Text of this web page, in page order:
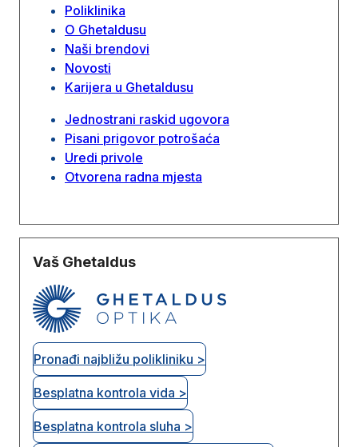
Poliklinika
O Ghetaldusu
Naši brendovi
Novosti
Karijera u Ghetaldusu
Jednostrani raskid ugovora
Pisani prigovor potrošaća
Uredi privole
Otvorena radna mjesta
Vaš Ghetaldus
Pronađi najbližu polikliniku >
Besplatna kontrola vida >
Besplatna kontrola sluha >